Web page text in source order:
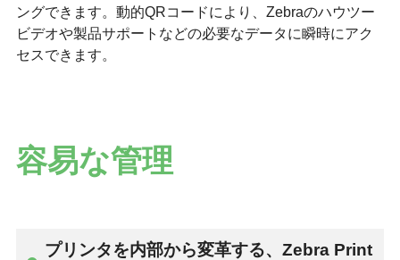
ングできます。動的QRコードにより、Zebraのハウツー
ビデオや製品サポートなどの必要なデータに瞬時にアク
セスできます。
容易な管理
プリンタを内部から変革する、Zebra Print